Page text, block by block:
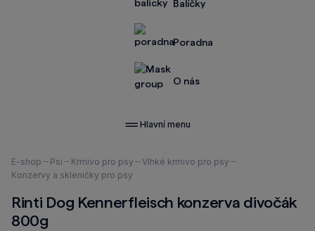
Balíčky
Poradna
O nás
Hlavní menu
Nacházíte
se
E-shop Psi Krmivo pro psy
Vlhké krmivo pro psy
Konzervy a skleničky pro psy
Rinti Dog Kennerfleisch konzerva divočák
800g